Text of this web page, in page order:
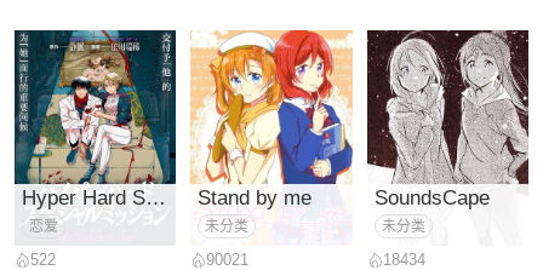
Hyper Hard Special Mission
恋爱
522
Stand by me
未分类
90021
SoundsCape
未分类
18434